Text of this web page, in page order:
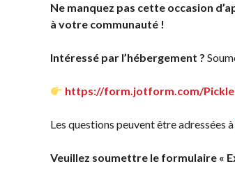
Fournisseur de
solutions logicielles
niveaux de
sur le
programme
Ne manquez pas cette occasion
à votre communauté !
Intéressé par l’hébergement ?
https://form.jotform.com/
Les questions peuvent être adressées à
Veuillez soumettre le formulaire «